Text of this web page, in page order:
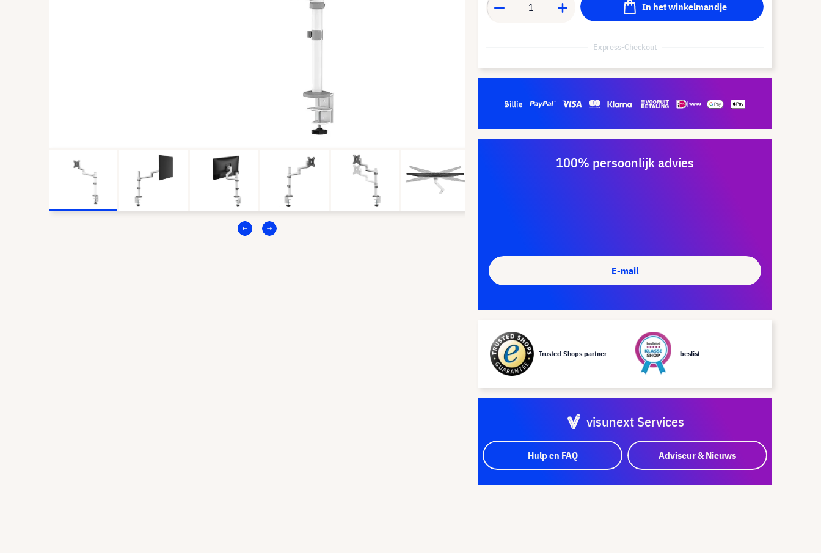
In het winkelmandje
Express-Checkout
100% persoonlijk advies
E-mail
Trusted Shops partner beslist
visunext Services
Hulp en FAQ Adviseur & Nieuws